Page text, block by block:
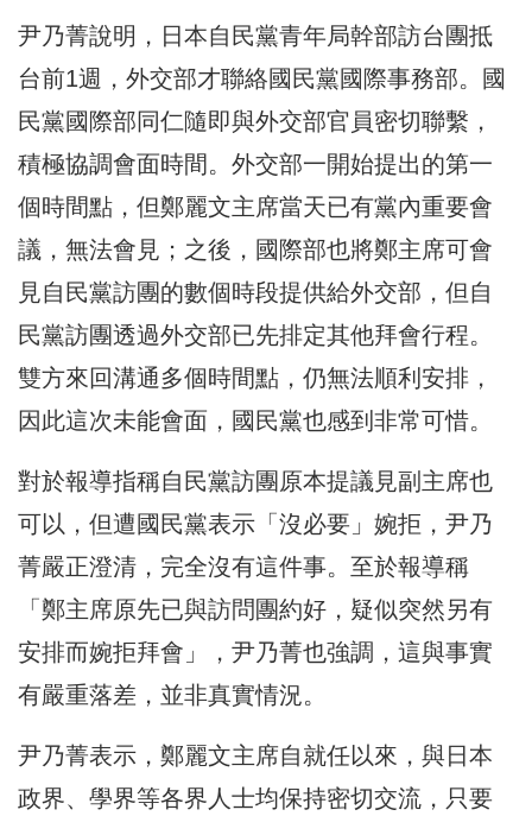
尹乃菁說明，日本自民黨青年局幹部訪台團抵
台前1週，外交部才聯絡國民黨國際事務部。國
民黨國際部同仁隨即與外交部官員密切聯繫，
積極協調會面時間。外交部一開始提出的第一
個時間點，但鄭麗文主席當天已有黨內重要會
議，無法會見；之後，國際部也將鄭主席可會
見自民黨訪團的數個時段提供給外交部，但自
民黨訪團透過外交部已先排定其他拜會行程。
雙方來回溝通多個時間點，仍無法順利安排，
因此這次未能會面，國民黨也感到非常可惜。
對於報導指稱自民黨訪團原本提議見副主席也
可以，但遭國民黨表示「沒必要」婉拒，尹乃
菁嚴正澄清，完全沒有這件事。至於報導稱
「鄭主席原先已與訪問團約好，疑似突然另有
安排而婉拒拜會」，尹乃菁也強調，這與事實
有嚴重落差，並非真實情況。
尹乃菁表示，鄭麗文主席自就任以來，與日本
政界、學界等各界人士均保持密切交流，只要